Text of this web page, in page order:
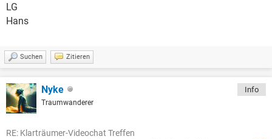
LG
Hans
Suchen Zitieren
Nyke
Traumwanderer
Info
RE: Klarträumer-Videochat Treffen